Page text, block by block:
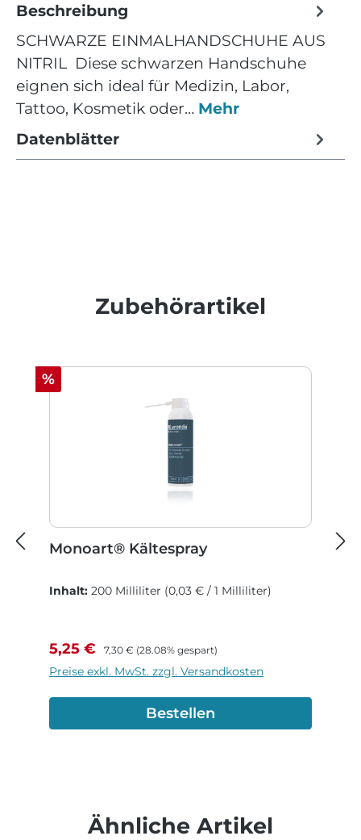
Beschreibung
SCHWARZE EINMALHANDSCHUHE AUS
NITRIL Diese schwarzen Handschuhe
eignen sich ideal für Medizin, Labor,
Tattoo, Kosmetik oder… Mehr
Datenblätter
Produktgalerie überspringen
Zubehörartikel
Rabatt
%
Monoart® Kältespray
Inhalt: 200 Milliliter (0,03 € / 1 Milliliter)
Verkaufspreis:
5,25 € Regulärer Preis:
7,30 € (28.08% gespart)
Preise exkl. MwSt. zzgl. Versandkosten
Bestellen
Produktgalerie überspringen
Ähnliche Artikel